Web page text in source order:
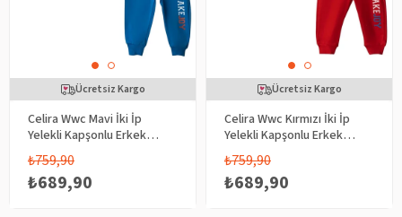
Celira Wwc Mavi İki İp
Yelekli Kapşonlu Erkek
Bebek Takım
₺689,90
₺759,90
Ücretsiz Kargo
Celira Wwc Kırmızı İki İp
Yelekli Kapşonlu Erkek
Bebek Takım
₺689,90
₺759,90
Ücretsiz Kargo